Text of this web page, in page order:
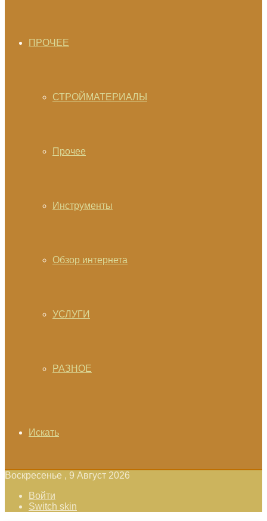
ПРОЧЕЕ
СТРОЙМАТЕРИАЛЫ
Прочее
Инструменты
Обзор интернета
УСЛУГИ
РАЗНОЕ
Искать
Воскресенье , 9 Август 2026
Войти
Switch skin